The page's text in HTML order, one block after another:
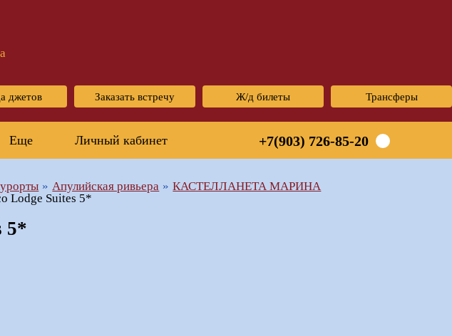
джетов Заказать встречу Ж/д билеты Трансферы
Еще Личный кабинет +7(903) 726-85-20
Апулийская ривьера
КАСТЕЛЛАНЕТА МАРИНА
Lodge Suites 5*
5*